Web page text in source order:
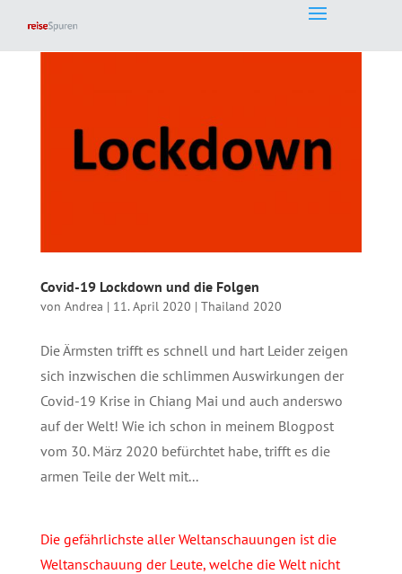
Covid-19 Lockdown und die Folgen
von Andrea | 11. April 2020 | Thailand 2020
Die Ärmsten trifft es schnell und hart Leider zeigen
sich inzwischen die schlimmen Auswirkungen der
Covid-19 Krise in Chiang Mai und auch anderswo
auf der Welt! Wie ich schon in meinem Blogpost
vom 30. März 2020 befürchtet habe, trifft es die
armen Teile der Welt mit...
Die gefährlichste aller Weltanschauungen ist die
Weltanschauung der Leute, welche die Welt nicht